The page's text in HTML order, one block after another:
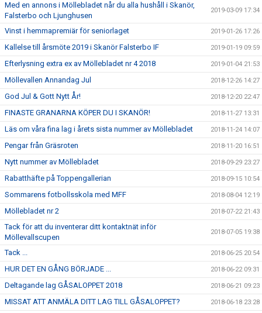
Med en annons i Möllebladet når du alla hushåll i Skanör,
Falsterbo och Ljunghusen
2019-03-09 17:34
Vinst i hemmapremiär för seniorlaget 2019-01-26 17:26
Kallelse till årsmöte 2019 i Skanör Falsterbo IF 2019-01-19 09:59
Efterlysning extra ex av Möllebladet nr 4 2018 2019-01-04 21:53
Möllevallen Annandag Jul 2018-12-26 14:27
God Jul & Gott Nytt År! 2018-12-20 22:47
FINASTE GRANARNA KÖPER DU I SKANÖR! 2018-11-27 13:31
Läs om våra fina lag i årets sista nummer av Möllebladet 2018-11-24 14:07
Pengar från Gräsroten 2018-11-20 16:51
Nytt nummer av Möllebladet 2018-09-29 23:27
Rabatthäfte på Toppengallerian 2018-09-15 10:54
Sommarens fotbollsskola med MFF 2018-08-04 12:19
Möllebladet nr 2 2018-07-22 21:43
Tack för att du inventerar ditt kontaktnät inför
Möllevallscupen
2018-07-05 19:38
Tack ... 2018-06-25 20:54
HUR DET EN GÅNG BÖRJADE ... 2018-06-22 09:31
Deltagande lag GÅSALOPPET 2018 2018-06-21 09:23
MISSAT ATT ANMÄLA DITT LAG TILL GÅSALOPPET? 2018-06-18 23:28